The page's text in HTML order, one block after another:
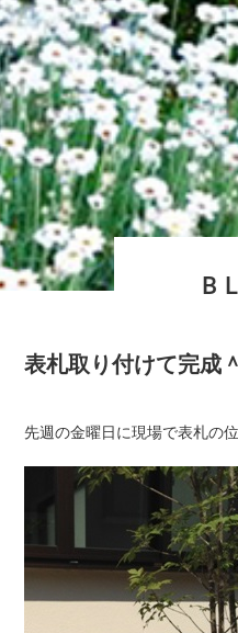
表札取り付けて完成
先週の金曜日に現場で表札の